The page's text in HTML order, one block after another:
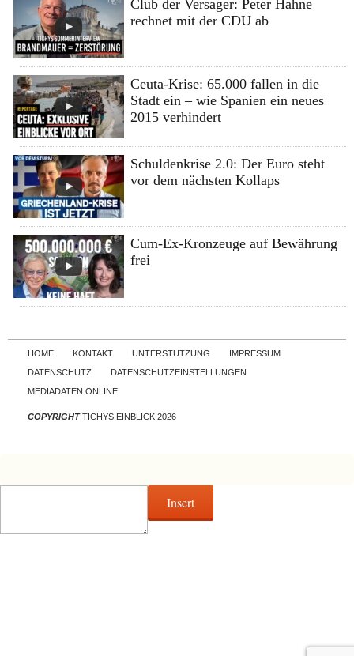
Club der Versager: Peter Hahne
rechnet mit der CDU ab
Ceuta-Krise: 65.000 fallen in die
Stadt ein – wie Spanien ein neues
2015 verhindert
Schuldenkrise 2.0: Der Euro steht
vor dem nächsten Kollaps
Cum-Ex-Kronzeuge auf Bewährung
frei
Skip to content
HOME KONTAKT UNTERSTÜTZUNG
IMPRESSUM
DATENSCHUTZ
DATENSCHUTZEINSTELLUNGEN
MEDIADATEN ONLINE
COPYRIGHTTICHYS EINBLICK 2026
Insert